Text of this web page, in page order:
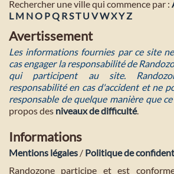
Rechercher une ville qui commence par :
L M NO PQ RST U VWXYZ
Avertissement
Les informations fournies par ce site
cas engager la responsabilité de
qui participent au site.
responsabilité en cas d'accident et ne
responsable de quelque manière que
propos des niveaux de difficulté.
Informations
Mentions légales / Politique de
Randozone participe et est